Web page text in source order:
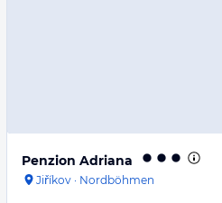
Penzion Adriana
Jiříkov · Nordböhmen